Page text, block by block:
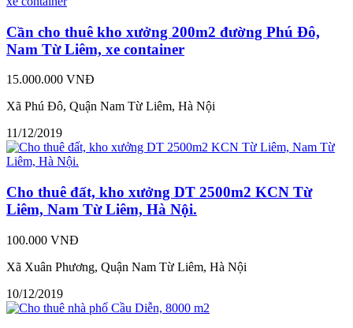
Cần cho thuê kho xưởng 200m2 đường Phú Đô,
Nam Từ Liêm, xe container
15.000.000 VNĐ
Xã Phú Đô, Quận Nam Từ Liêm, Hà Nội
11/12/2019
Cho thuê đất, kho xưởng DT 2500m2 KCN Từ
Liêm, Nam Từ Liêm, Hà Nội.
100.000 VNĐ
Xã Xuân Phương, Quận Nam Từ Liêm, Hà Nội
10/12/2019